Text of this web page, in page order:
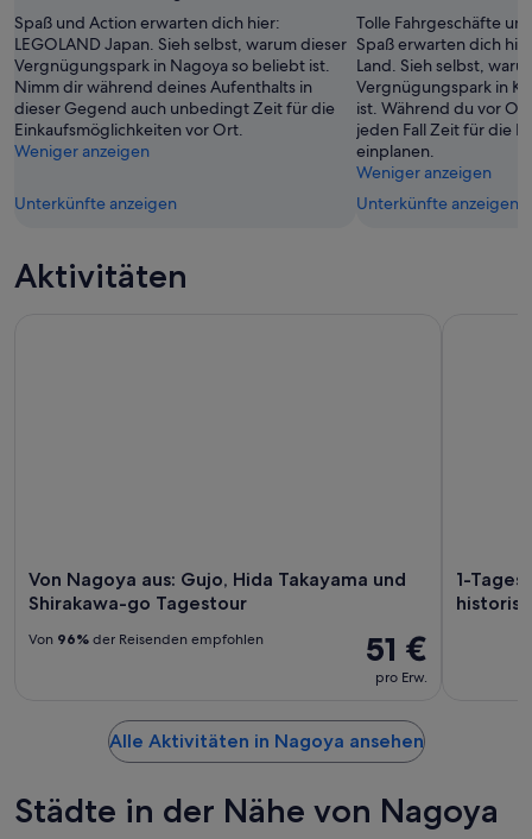
Spaß und Action erwarten dich hier:
LEGOLAND Japan. Sieh selbst, warum dieser
Vergnügungspark in Nagoya so beliebt ist.
Nimm dir während deines Aufenthalts in
dieser Gegend auch unbedingt Zeit für die
Einkaufsmöglichkeiten vor Ort.
Weniger anzeigen
Unterkünfte anzeigen
Tolle Fahrgeschäfte
Spaß erwarten dich
Land. Sieh selbst,
Vergnügungspark in
ist. Während du vor
jeden Fall Zeit für die
einplanen.
Weniger anzeigen
Unterkünfte anzeigen
Aktivitäten
Von Nagoya aus: Gujo, Hida Takayama und
Shirakawa-go Tagestour
51 €
pro Erw.
Von 96% der Reisenden empfohlen
1-
Alle Aktivitäten in Nagoya ansehen
Städte in der Nähe von Nagoya